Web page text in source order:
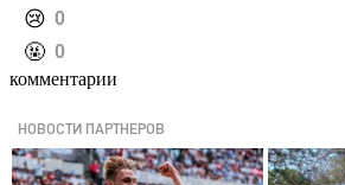
️😢 0
️🤬 0
комментарии